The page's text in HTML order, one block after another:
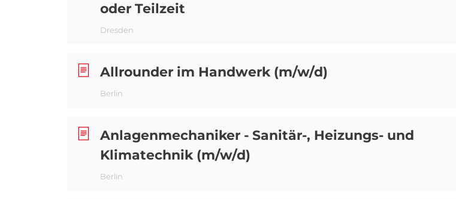
oder Teilzeit
Dresden
Allrounder im Handwerk (m/w/d)
Berlin
Anlagenmechaniker - Sanitär-, Heizungs- und
Klimatechnik (m/w/d)
Berlin